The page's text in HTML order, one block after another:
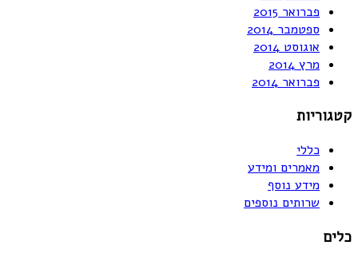
פברואר 2015
ספטמבר 2014
אוגוסט 2014
מרץ 2014
פברואר 2014
קטגוריות
כללי
מאמרים ומידע
מידע נוסף
שרותים נוספים
כלים